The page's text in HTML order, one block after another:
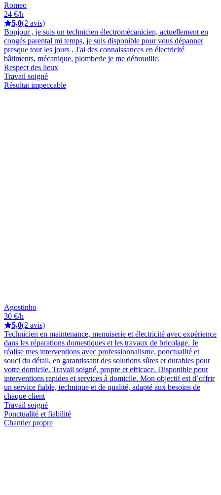
Romeo
24 €/h
5,0(2 avis)
Bonjour , je suis un technicien électromécanicien, actuellement en
congés parental mi temps, je suis disponible pour vous dépanner
presque tout les jours . J'ai des connaissances en électricité
bâtiments, mécanique, plomberie je me débrouille.
Respect des lieux
Travail soigné
Résultat impeccable
Agostinho
30 €/h
5,0(2 avis)
Technicien en maintenance, menuiserie et électricité avec expérience
dans les réparations domestiques et les travaux de bricolage. Je
réalise mes interventions avec professionnalisme, ponctualité et
souci du détail, en garantissant des solutions sûres et durables pour
votre domicile. Travail soigné, propre et efficace. Disponible pour
interventions rapides et services à domicile. Mon objectif est d’offrir
un service fiable, technique et de qualité, adapté aux besoins de
chaque client
Travail soigné
Ponctualité et fiabilité
Chantier propre